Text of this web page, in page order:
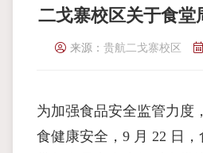
二戈寨校区关于食堂
来源： 贵航二戈寨校区
为加强食品安全监管力度
食健康安全，9 月 22 日